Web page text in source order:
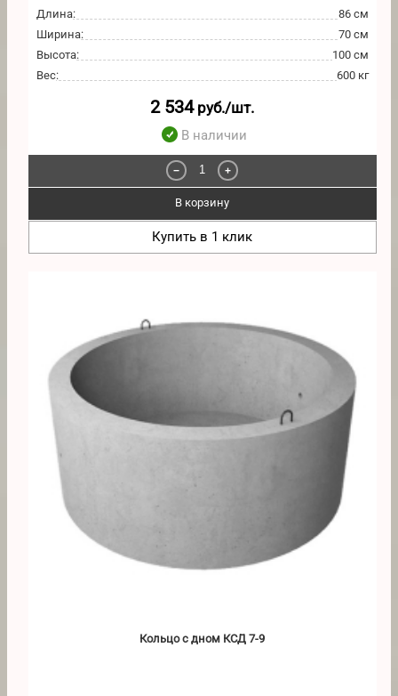
Длина:
86 см
Ширина:
70 см
Высота:
100 см
Вес: 600 кг
2 534руб./шт.
В наличии
− +
В корзину
Купить в 1 клик
Кольцо с дном КСД 7-9